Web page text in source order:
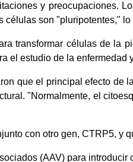
y preocupaciones.
son "pluripotentes,"
transformar células de la
el estudio de la enfermedad
que el principal efecto
"Normalmente, el
con otro gen, CTRP5,
(AAV) para